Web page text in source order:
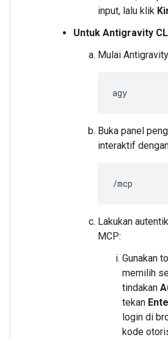
input, lalu klik
Untuk Antigravity
Mulai
Buka panel
interaktif
Lakukan
MCP:
Gunakan
memilih
tindakan
tekan
login di
kode